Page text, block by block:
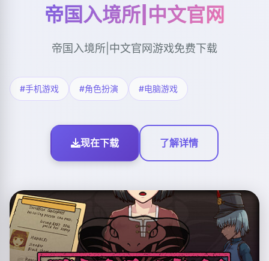
帝国入境所|中文官网
帝国入境所|中文官网游戏免费下载
#手机游戏 #角色扮演 #电脑游戏
现在下载 了解详情